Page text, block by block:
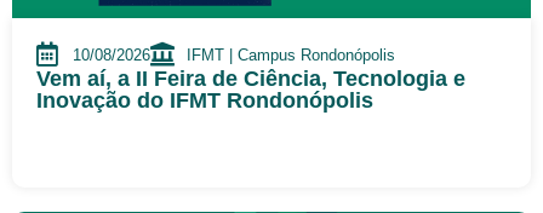
10/08/2026 IFMT | Campus Rondonópolis
Vem aí, a II Feira de Ciência, Tecnologia e
Inovação do IFMT Rondonópolis